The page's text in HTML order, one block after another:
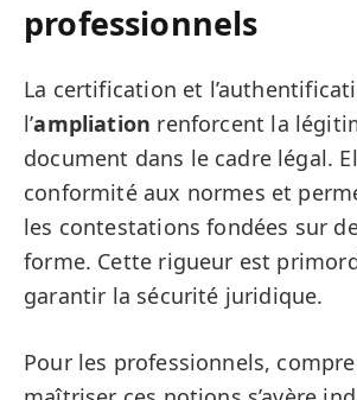
professionnels
La certification et
l’ampliation renforcent la
document dans le cadre légal.
conformité aux normes et
les contestations fondées sur
forme. Cette rigueur est
garantir la sécurité juridique.
Pour les professionnels,